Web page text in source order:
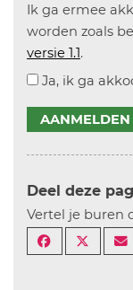
Ik ga ermee
worden zoals
versie 1.1.
Ja, ik ga
AANMELDEN
Deel deze
Vertel je buren